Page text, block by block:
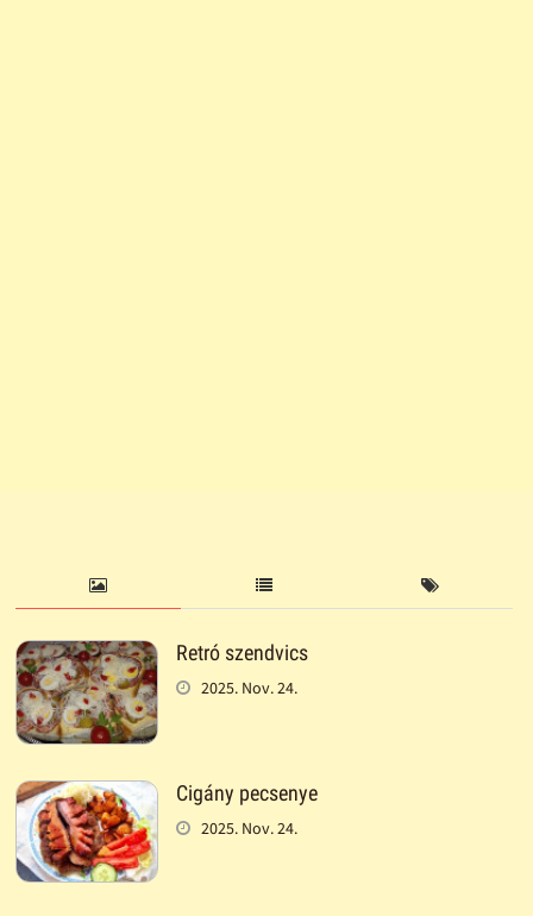
Retró szendvics
2025. Nov. 24.
Cigány pecsenye
2025. Nov. 24.